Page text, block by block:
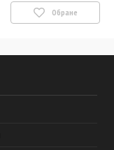
Обране